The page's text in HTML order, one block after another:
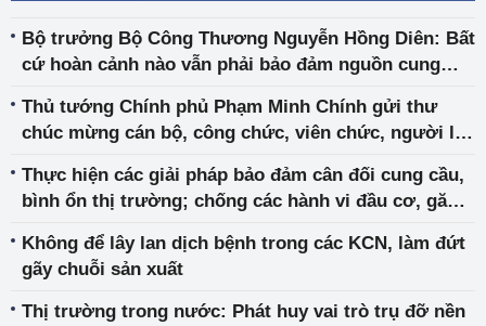
Bộ trưởng Bộ Công Thương Nguyễn Hồng Diên: Bất
cứ hoàn cảnh nào vẫn phải bảo đảm nguồn cung
Thủ tướng Chính phủ Phạm Minh Chính gửi thư
chúc mừng cán bộ, công chức, viên chức, người lao
Ngày truyền thống
Thực hiện các giải pháp bảo đảm cân đối cung cầu,
bình ổn thị trường; chống các hành vi đầu cơ, găm
mại trong tình hình dịch Covid-19 đang diễn biến
phức tạp
Không để lây lan dịch bệnh trong các KCN, làm đứt
gãy chuỗi sản xuất
Thị trường trong nước: Phát huy vai trò trụ đỡ nền